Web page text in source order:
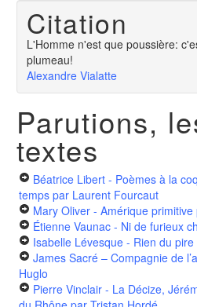
Citation
L'Homme n'est que poussière:
plumeau!
Alexandre Vialatte
Parutions,
textes
Béatrice Libert - Poèmes à la
temps par Laurent Fourcaut
Mary Oliver - Amérique primitive
Étienne Vaunac - Ni de furieux
Isabelle Lévesque - Rien du pire
James Sacré – Compagnie de
Huglo
Pierre Vinclair - La Décize,